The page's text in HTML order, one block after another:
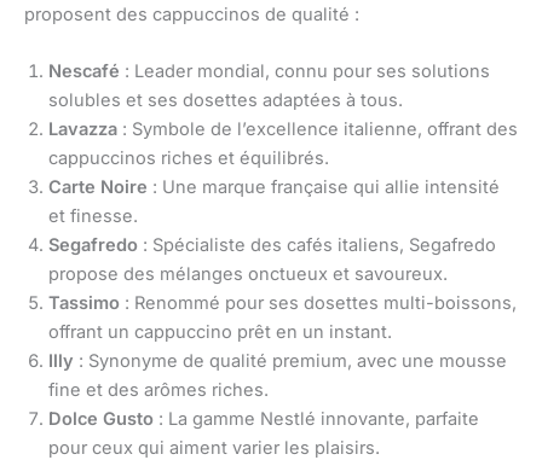
proposent des cappuccinos de qualité :
Nescafé : Leader mondial, connu pour ses solutions
solubles et ses dosettes adaptées à tous.
Lavazza : Symbole de l’excellence italienne, offrant des
cappuccinos riches et équilibrés.
Carte Noire : Une marque française qui allie intensité
et finesse.
Segafredo : Spécialiste des cafés italiens, Segafredo
propose des mélanges onctueux et savoureux.
Tassimo : Renommé pour ses dosettes multi-boissons,
offrant un cappuccino prêt en un instant.
Illy : Synonyme de qualité premium, avec une mousse
fine et des arômes riches.
Dolce Gusto : La gamme Nestlé innovante, parfaite
pour ceux qui aiment varier les plaisirs.